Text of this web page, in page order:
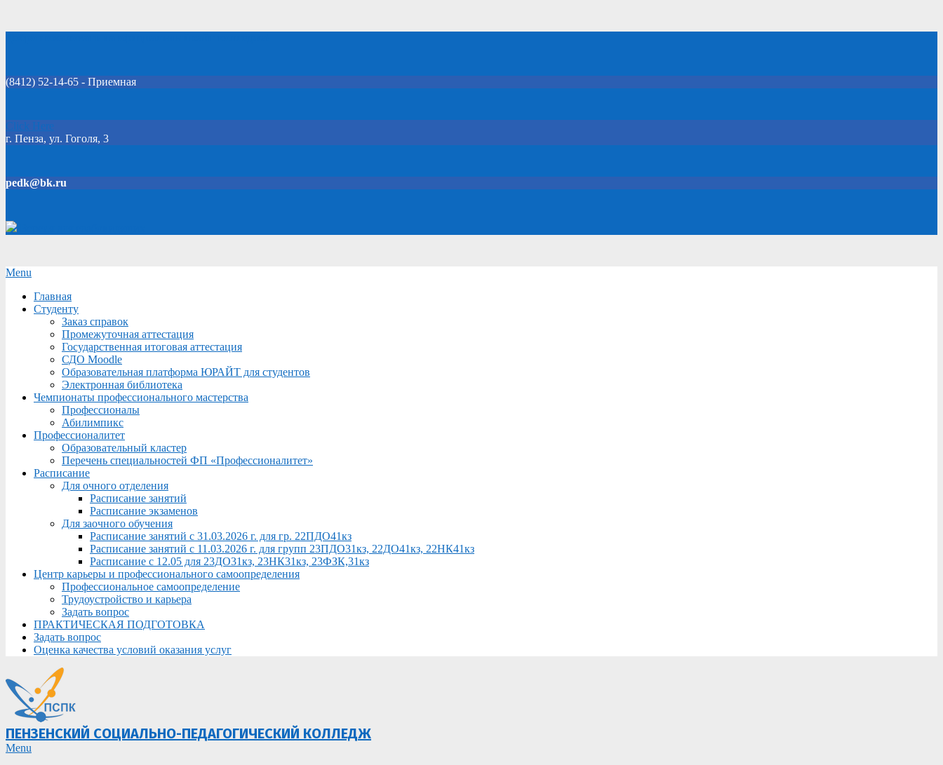
(8412) 52-14-65 - Приемная
Click Here
г. Пенза, ул. Гоголя, 3
pedk@bk.ru
Secondary
Menu
Menu
Главная
Студенту
Заказ справок
Промежуточная аттестация
Государственная итоговая аттестация
СДО Moodle
Образовательная платформа ЮРАЙТ для студентов
Электронная библиотека
Чемпионаты профессионального мастерства
Профессионалы
Абилимпикс
Профессионалитет
Образовательный кластер
Перечень специальностей ФП «Профессионалитет»
Расписание
Для очного отделения
Расписание занятий
Расписание экзаменов
Для заочного обучения
Расписание занятий с 31.03.2026 г. для гр. 22ПДО41кз
Расписание занятий с 11.03.2026 г. для групп 23ПДО31кз, 22ДО41кз, 22НК41кз
Расписание с 12.05 для 23ДО31кз, 23НК31кз, 23ФЗК,31кз
Центр карьеры и профессионального самоопределения
Профессиональное самоопределение
Трудоустройство и карьера
Задать вопрос
ПРАКТИЧЕСКАЯ ПОДГОТОВКА
Задать вопрос
Оценка качества условий оказания услуг
ПЕНЗЕНСКИЙ СОЦИАЛЬНО-ПЕДАГОГИЧЕСКИЙ КОЛЛЕДЖ
Primary
Menu